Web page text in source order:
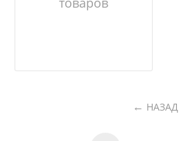
НАЗАД